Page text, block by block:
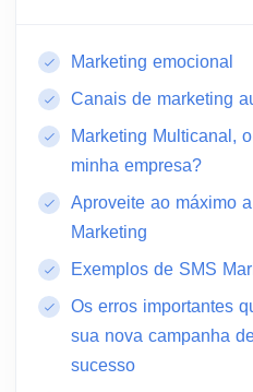
Marketing emocional
Canais de marketing
Marketing Multicanal,
minha empresa?
Aproveite ao máximo
Marketing
Exemplos de SMS
Os erros importantes
sua nova campanha
sucesso